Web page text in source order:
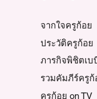
จากใจครูก้อย
ประวัติครูก้อย
ภารกิจพิชิตเบ
รวมคัมภีร์ครูก้
ครูก้อย on TV